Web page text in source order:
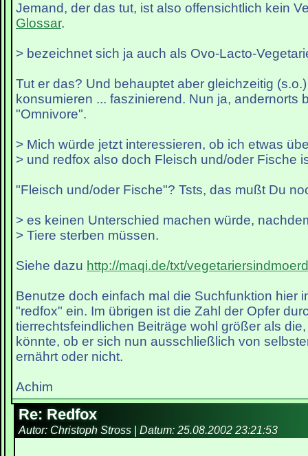
Jemand, der das tut, ist also offensichtlich kein
Glossar.
> bezeichnet sich ja auch als Ovo-Lacto-
Tut er das? Und behauptet aber gleichzeitig
konsumieren ... faszinierend. Nun ja, andernorts
"Omnivore".
> Mich würde jetzt interessieren, ob ich etwas
> und redfox also doch Fleisch und/oder Fische
"Fleisch und/oder Fische"? Tsts, das mußt Du
> es keinen Unterschied machen würde,
> Tiere sterben müssen.
Siehe dazu http://maqi.de/txt/
Benutze doch einfach mal die Suchfunktion hier
"redfox" ein. Im übrigen ist die Zahl der Opfer
tierrechtsfeindlichen Beiträge wohl größer als
könnte, ob er sich nun ausschließlich von
ernährt oder nicht.
Achim
Re: Redfox
Autor: Christoph Stross | Datum: 25.08.2002 23:21:53